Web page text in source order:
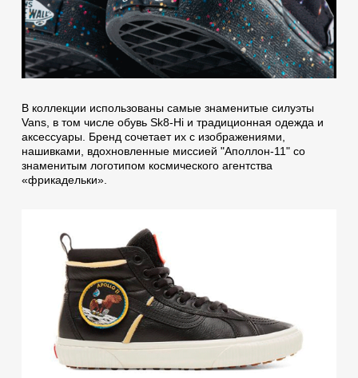
В коллекции использованы самые знаменитые силуэты
Vans, в том числе обувь Sk8-Hi и традиционная одежда и
аксессуары. Бренд сочетает их с изображениями,
нашивками, вдохновленные миссией "Аполлон-11" со
знаменитым логотипом космического агентства
«фрикадельки».